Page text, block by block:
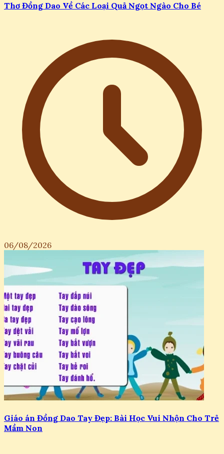
Thơ Đồng Dao Về Các Loại Quả Ngọt Ngào Cho Bé
06/08/2026
Giáo án Đồng Dao Tay Đẹp: Bài Học Vui Nhộn Cho Trẻ
Mầm Non